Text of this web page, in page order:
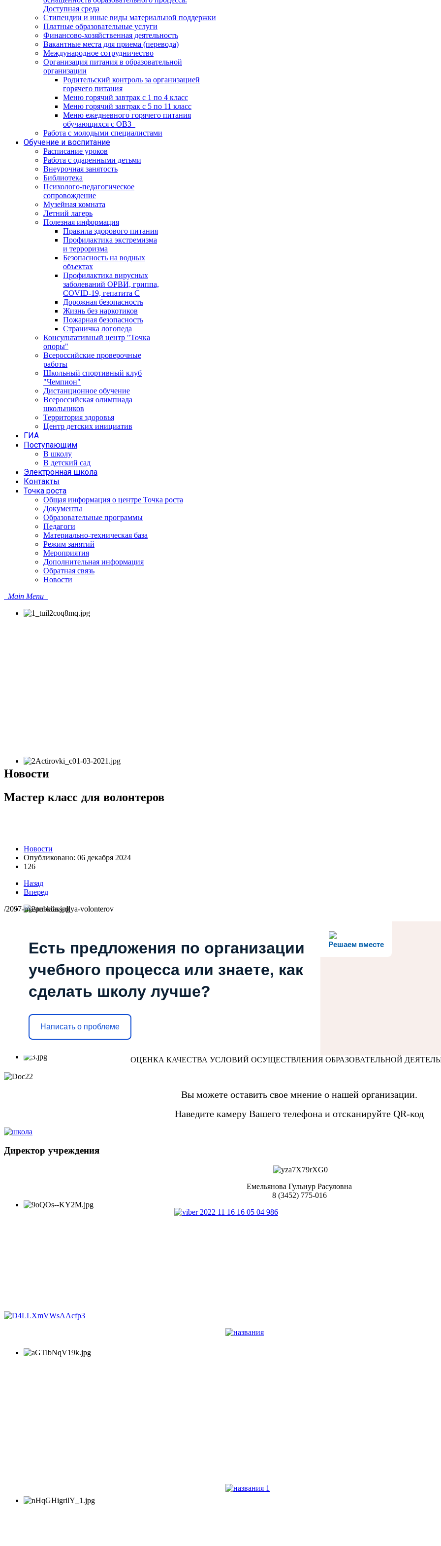
Доступная среда
Стипендии и иные виды материальной поддержки
Платные образовательные услуги
Финансово-хозяйственная деятельность
Вакантные места для приема (перевода)
Международное сотрудничество
Организация питания в образовательной
организации
Родительский контроль за организацией
горячего питания
Меню горячий завтрак с 1 по 4 класс
Меню горячий завтрак с 5 по 11 класс
Меню ежедневного горячего питания
обучающихся с ОВЗ
Работа с молодыми специалистами
Обучение и воспитание
Расписание уроков
Работа с одаренными детьми
Внеурочная занятость
Библиотека
Психолого-педагогическое
сопровождение
Музейная комната
Летний лагерь
Полезная информация
Правила здорового питания
Профилактика экстремизма
и терроризма
Безопасность на водных
объектах
Профилактика вирусных
заболеваний ОРВИ, гриппа,
COVID-19, гепатита С
Дорожная безопасность
Жизнь без наркотиков
Пожарная безопасность
Страничка логопеда
Консультативный центр "Точка
опоры"
Всероссийские проверочные
работы
Школьный спортивный клуб
"Чемпион"
Дистанционное обучение
Всероссийская олимпиада
школьников
Территория здоровья
Центр детских инициатив
ГИА
Поступающим
В школу
В детский сад
Электронная школа
Контакты
Точка роста
Общая информация о центре Точка роста
Документы
Образовательные программы
Педагоги
Материально-техническая база
Режим занятий
Мероприятия
Дополнительная информация
Обратная связь
Новости
Main Menu
Новости
Мастер класс для волонтеров
Новости
Опубликовано: 06 декабря 2024
126
Назад
Вперед
/2097-master-klass-dlya-volonterov
Решаем вместе
Есть предложения по организации
учебного процесса или знаете, как
сделать школу лучше?
Написать о проблеме
ОЦЕНКА КАЧЕСТВА УСЛОВИЙ ОСУЩЕСТВЛЕНИЯ ОБРАЗОВАТЕЛЬНОЙ
Вы можете оставить свое мнение о нашей организации.
Наведите камеру Вашего телефона и отсканируйте QR-код
Директор учреждения
Емельянова Гульнур Расуловна
8 (3452) 775-016